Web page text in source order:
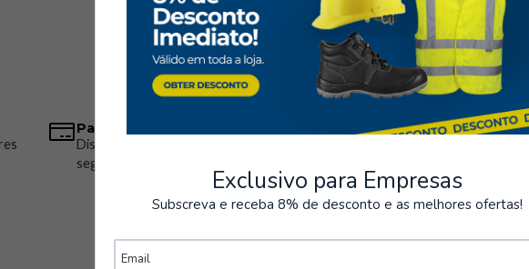
Pagos seguros
Disponemos de varios métodos de pago
seguros.
Almacenamiento
Exclusivo para Empresas
Subscreva e receba 8% de desconto e as melhores ofertas!